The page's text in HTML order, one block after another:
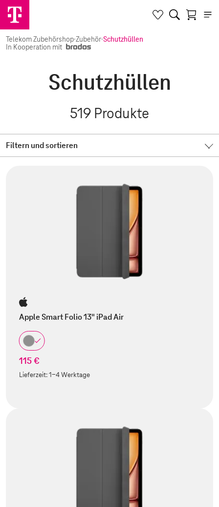
Telekom Zubehörshop·Zubehör·Schutzhüllen
In Kooperation mit
Schutzhüllen
519 Produkte
Filtern und sortieren
Apple Smart Folio 13" iPad Air
115 €
Lieferzeit:1-4 Werktage